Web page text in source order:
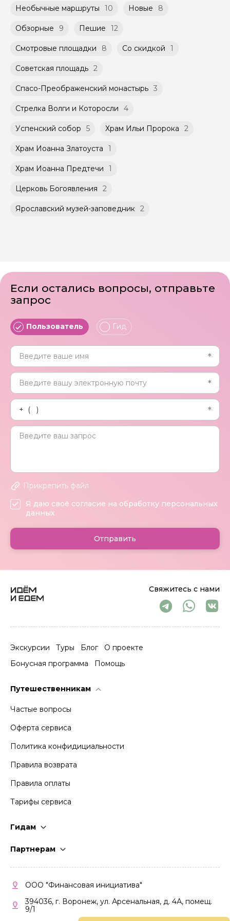
Необычные маршруты 10 Новые 8
Обзорные 9 Пешие 12
Смотровые площадки 8 Со скидкой 1
Советская площадь 2
Спасо-Преображенский монастырь 3
Стрелка Волги и Которосли 4
Успенский собор 5 Храм Ильи Пророка 2
Храм Иоанна Златоуста 1
Храм Иоанна Предтечи 1
Церковь Богоявления 2
Ярославский музей-заповедник 2
Свяжитесь с нами
Экскурсии Туры Блог
О проекте
Бонусная программа
Помощь
Путешественникам
Частые вопросы
Оферта сервиса
Политика конфидициальности
Правила возврата
Правила оплаты
Тарифы сервиса
Гидам
Партнерам
Кабинет партнера
Правила участия
ООО "Финансовая инициатива"
394036, г. Воронеж, ул. Арсенальная, д. 4А, помещ.
9/1
Если остались вопросы, отправьте
запрос
Пользователь Гид
Прикрепить файл
Я даю своё согласие на обработку персональных
данных
Отправить